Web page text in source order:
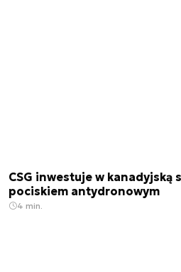
CSG inwestuje w kanadyjską
pociskiem antydronowym
4 min.